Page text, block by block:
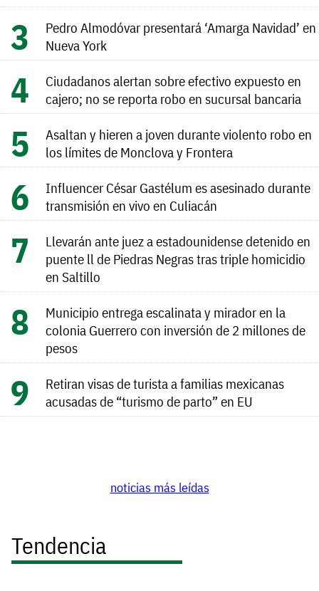
Pedro Almodóvar presentará ‘Amarga Navidad’ en
Nueva York
Ciudadanos alertan sobre efectivo expuesto en
cajero; no se reporta robo en sucursal bancaria
Asaltan y hieren a joven durante violento robo en
los límites de Monclova y Frontera
Influencer César Gastélum es asesinado durante
transmisión en vivo en Culiacán
Llevarán ante juez a estadounidense detenido en
puente ll de Piedras Negras tras triple homicidio
en Saltillo
Municipio entrega escalinata y mirador en la
colonia Guerrero con inversión de 2 millones de
pesos
Retiran visas de turista a familias mexicanas
acusadas de “turismo de parto” en EU
noticias más leídas
Tendencia